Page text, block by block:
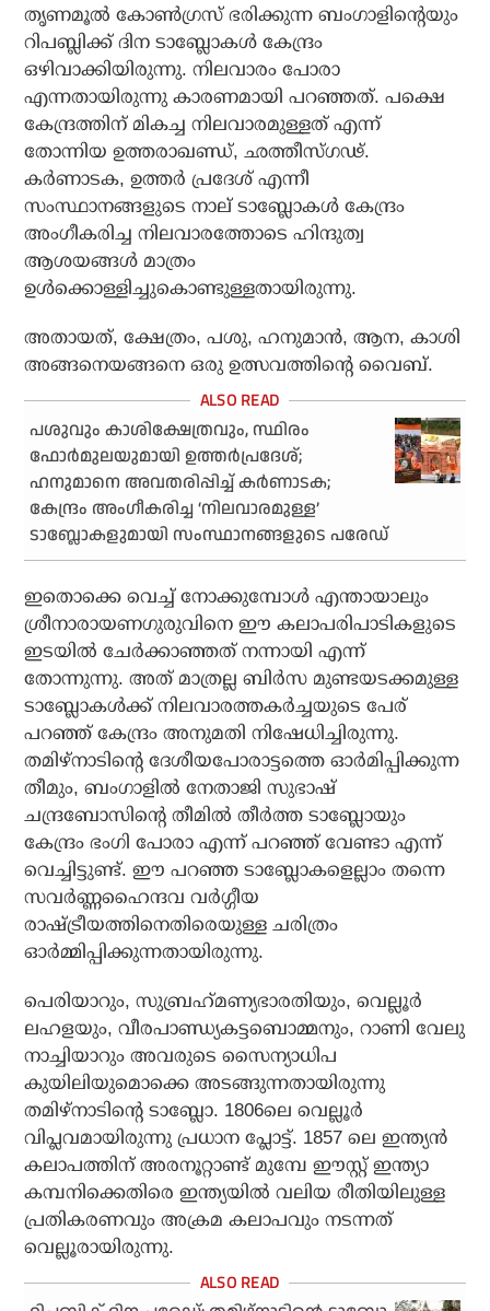
തൃണമൂല്‍ കോണ്‍ഗ്രസ് ഭരിക്കുന്ന ബംഗാളിന്റെയും
റിപബ്ലിക്ക് ദിന ടാബ്ലോകള്‍ കേന്ദ്രം
ഒഴിവാക്കിയിരുന്നു. നിലവാരം പോരാ
എന്നതായിരുന്നു കാരണമായി പറഞ്ഞത്. പക്ഷെ
കേന്ദ്രത്തിന് മികച്ച നിലവാരമുള്ളത് എന്ന്
തോന്നിയ ഉത്തരാഖണ്ഡ്, ഛത്തീസ്ഗഢ്.
കര്‍ണാടക, ഉത്തര്‍ പ്രദേശ് എന്നീ
സംസ്ഥാനങ്ങളുടെ നാല് ടാബ്ലോകള്‍ കേന്ദ്രം
അംഗീകരിച്ച നിലവാരത്തോടെ ഹിന്ദുത്വ
ആശയങ്ങള്‍ മാത്രം
ഉള്‍ക്കൊള്ളിച്ചുകൊണ്ടുള്ളതായിരുന്നു.
അതായത്, ക്ഷേത്രം, പശു, ഹനുമാന്‍, ആന, കാശി
അങ്ങനെയങ്ങനെ ഒരു ഉത്സവത്തിന്റെ വൈബ്.
പശുവും കാശിക്ഷേത്രവും, സ്ഥിരം
ഫോര്‍മുലയുമായി ഉത്തര്‍പ്രദേശ്;
ഹനുമാനെ അവതരിപ്പിച്ച് കര്‍ണാടക;
കേന്ദ്രം അംഗീകരിച്ച ‘നിലവാരമുള്ള’
ടാബ്ലോകളുമായി സംസ്ഥാനങ്ങളുടെ പരേഡ്
ഇതൊക്കെ വെച്ച് നോക്കുമ്പോള്‍ എന്തായാലും
ശ്രീനാരായണഗുരുവിനെ ഈ കലാപരിപാടികളുടെ
ഇടയില്‍ ചേര്‍ക്കാഞ്ഞത് നന്നായി എന്ന്
തോന്നുന്നു. അത് മാത്രല്ല ബിര്‍സ മുണ്ടയടക്കമുള്ള
ടാബ്ലോകള്‍ക്ക് നിലവാരത്തകര്‍ച്ചയുടെ പേര്
പറഞ്ഞ് കേന്ദ്രം അനുമതി നിഷേധിച്ചിരുന്നു.
തമിഴ്നാടിന്റെ ദേശീയപോരാട്ടത്തെ ഓര്‍മിപ്പിക്കുന്ന
തീമും, ബംഗാളില്‍ നേതാജി സുഭാഷ്
ചന്ദ്രബോസിന്റെ തീമില്‍ തീര്‍ത്ത ടാബ്ലോയും
കേന്ദ്രം ഭംഗി പോരാ എന്ന് പറഞ്ഞ് വേണ്ടാ എന്ന്
വെച്ചിട്ടുണ്ട്. ഈ പറഞ്ഞ ടാബ്ലോകളെല്ലാം തന്നെ
സവര്‍ണ്ണഹൈന്ദവ വര്‍ഗ്ഗീയ
രാഷ്ട്രീയത്തിനെതിരെയുള്ള ചരിത്രം
ഓര്‍മ്മിപ്പിക്കുന്നതായിരുന്നു.
പെരിയാറും, സുബ്രഹ്‌മണ്യഭാരതിയും, വെല്ലൂര്‍
ലഹളയും, വീരപാണ്ഡ്യകട്ടബൊമ്മനും, റാണി വേലു
നാച്ചിയാറും അവരുടെ സൈന്യാധിപ
കുയിലിയുമൊക്കെ അടങ്ങുന്നതായിരുന്നു
തമിഴ്നാടിന്റെ ടാബ്ലോ. 1806ലെ വെല്ലൂര്‍
വിപ്ലവമായിരുന്നു പ്രധാന പ്ലോട്ട്. 1857 ലെ ഇന്ത്യന്‍
കലാപത്തിന് അരനൂറ്റാണ്ട് മുമ്പേ ഈസ്റ്റ് ഇന്ത്യാ
കമ്പനിക്കെതിരെ ഇന്ത്യയില്‍ വലിയ രീതിയിലുള്ള
പ്രതികരണവും അക്രമ കലാപവും നടന്നത്
വെല്ലൂരായിരുന്നു.